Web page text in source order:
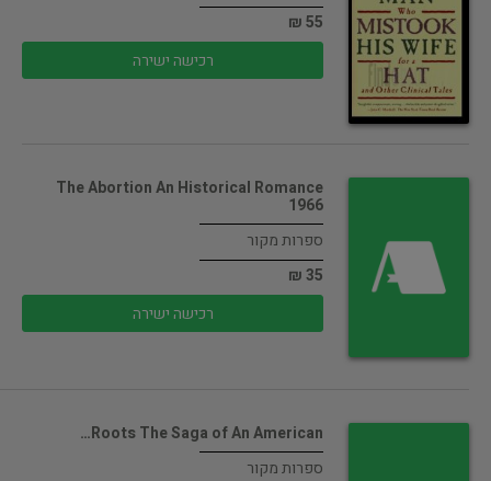
55 ₪
רכישה ישירה
The Abortion An Historical Romance
1966
ספרות מקור
35 ₪
רכישה ישירה
Roots The Saga of An American…
ספרות מקור